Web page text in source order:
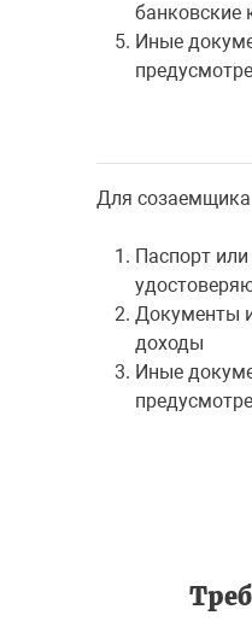
банковские
Иные
Для созаемщика
Паспорт
Документы
доходы
Иные